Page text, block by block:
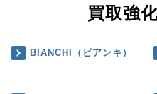
買取強
BIANCHI（ビアンキ）